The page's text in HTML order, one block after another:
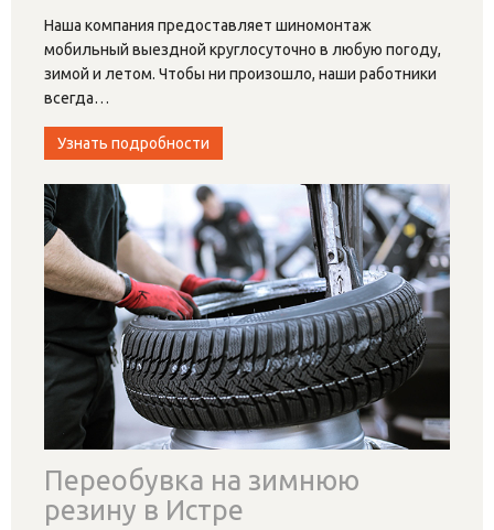
Наша компания предоставляет шиномонтаж
мобильный выездной круглосуточно в любую погоду,
зимой и летом. Чтобы ни произошло, наши работники
всегда…
Узнать подробности
Переобувка на зимнюю
резину в Истре